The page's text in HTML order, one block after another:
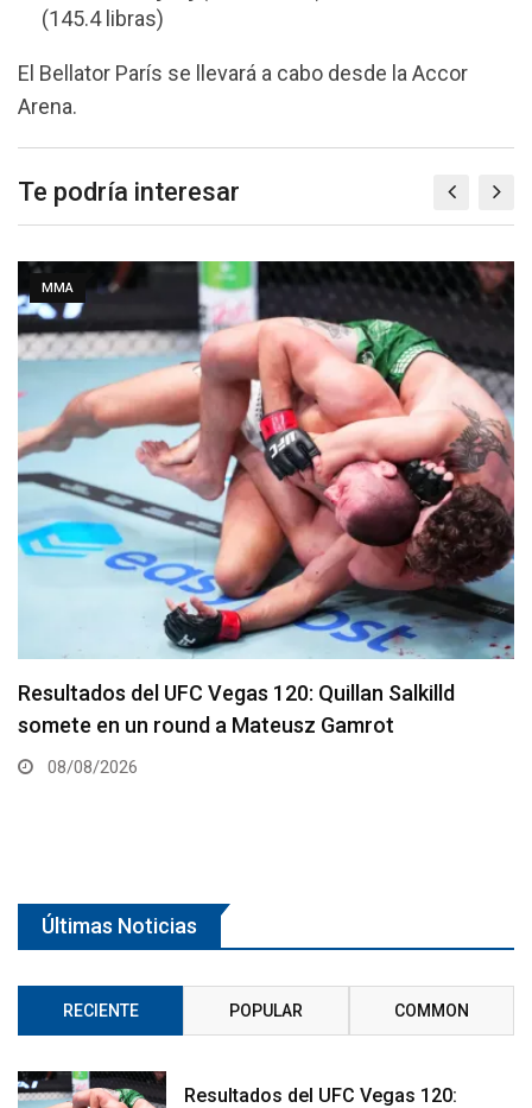
(145.4 libras)
El Bellator París se llevará a cabo desde la Accor
Arena.
Te podría interesar
MMA
Se presenta un nuevo y remodelado UFC Meta
Apex
08/08/2026
Últimas Noticias
RECIENTE POPULAR COMMON
Resultados del UFC Vegas 120: